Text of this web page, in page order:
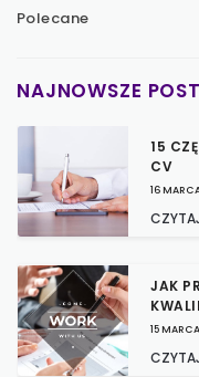
Polecane
NAJNOWSZE
15
CV
16
JAK
15